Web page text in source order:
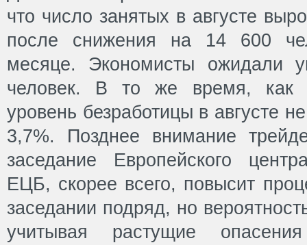
что число занятых в августе
после снижения на 14 600
месяце. Экономисты ожидали
человек. В то же время, как
уровень безработицы в августе
3,7%. Позднее внимание
заседание Европейского
ЕЦБ, скорее всего, повысит
заседании подряд, но
учитывая растущие